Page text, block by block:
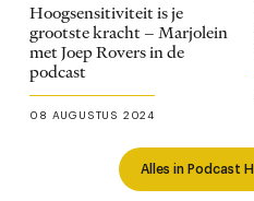
Alles in Podcast
Hoogsensitiviteit is je
grootste kracht – Marjolein
met Joep Rovers in de
podcast
08 AUGUSTUS 2024